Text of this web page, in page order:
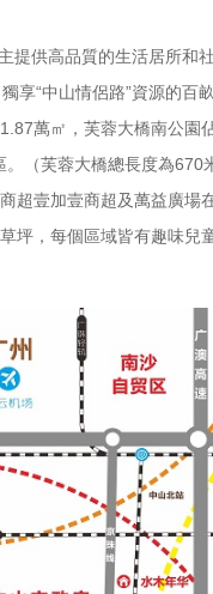
供高品質的生活居所和
“中山情侶路”資源的百畝
萬㎡，芙蓉大橋南公
（芙蓉大橋總長度為
壹加壹商超及萬益廣場
，每個區域皆有趣味兒